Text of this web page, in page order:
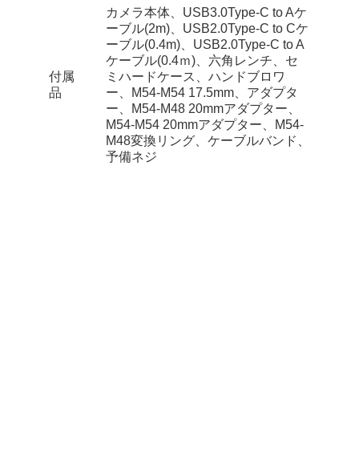
付属
品
カメラ本体、USB3.0Type-C to Aケ
ーブル(2m)、USB2.0Type-C to Cケ
ーブル(0.4m)、USB2.0Type-C to A
ケーブル(0.4ｍ)、六角レンチ、セ
ミハードケース、ハンドブロワ
ー、M54-M54 17.5mm、アダプタ
ー、M54-M48 20mmアダプター、
M54-M54 20mmアダプター、M54-
M48変換リング、ケーブルバンド、
予備ネジ